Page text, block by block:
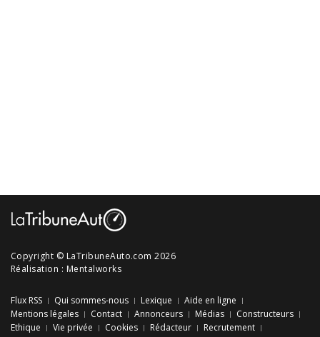
Copyright © LaTribuneAuto.com 2026
Réalisation : Mentalworks
Flux RSS Qui sommes-nous Lexique
Aide en ligne
Mentions légales
Contact Annonceurs Médias
Constructeurs
Ethique
Vie privée Cookies Rédacteur
Recrutement